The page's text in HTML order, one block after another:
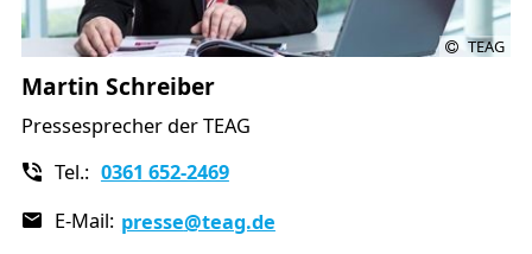
TEAG
Martin Schreiber
Pressesprecher der TEAG
Tel.: 0361 652-2469
E-Mail: presse@teag.de